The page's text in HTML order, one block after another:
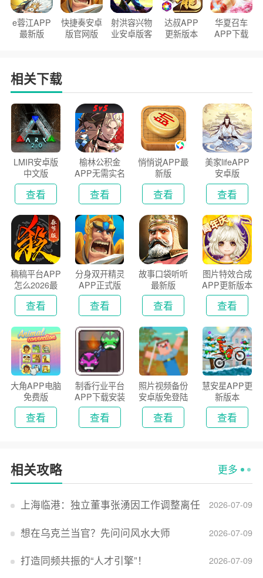
e蓉江APP
最新版
快捷奏安卓
版官网版
射洪容兴物
业安卓版客
达叔APP
更新版本
华夏召车
APP下载
相关下载
LMIR安卓版
中文版
查看
榆林公积金
APP无需实名
认证版
查看
悄悄说APP最
新版
查看
美家lifeAPP
安卓版
查看
稿稿平台APP
怎么2026最
新版
查看
分身双开精灵
APP正式版
查看
故事口袋听听
最新版
查看
图片特效合成
APP更新版本
2026
查看
大角APP电脑
免费版
查看
制香行业平台
APP下载安装
2026
查看
照片视频备份
安卓版免登陆
版
查看
慧安星APP更
新版本
查看
相关攻略 更多
2026-07-09
上海临港：独立董事张湧因工作调整离任
2026-07-09
想在乌克兰当官？先问问风水大师
2026-07-09
打造同频共振的“人才引擎”！